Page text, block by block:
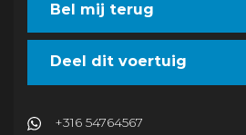
Bel mij terug
Deel dit voertuig
+316 54764567